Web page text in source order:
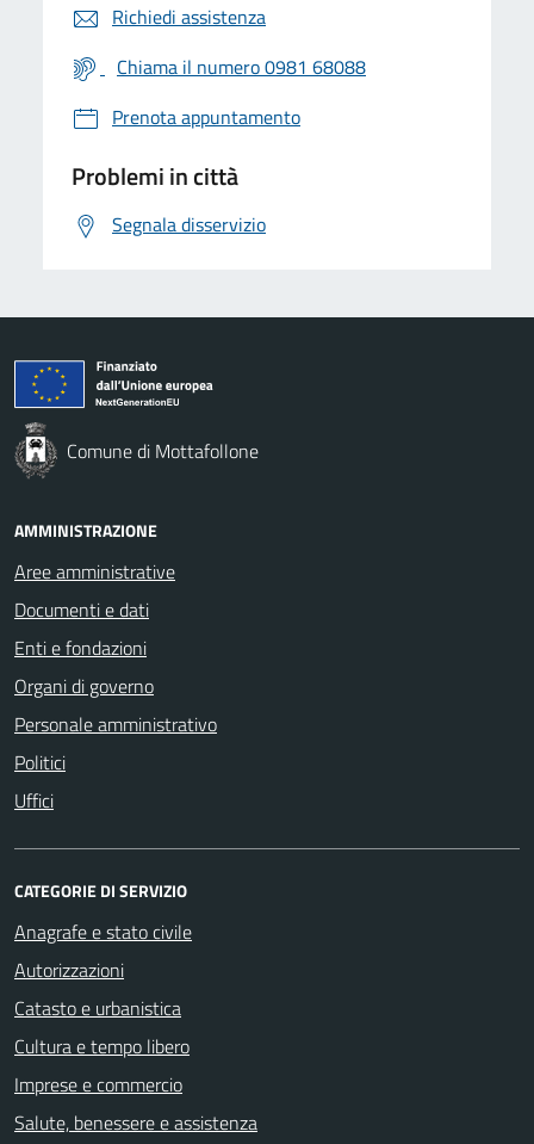
Richiedi assistenza
Chiama il numero 0981 68088
Prenota appuntamento
Problemi in città
Segnala disservizio
Comune di Mottafollone
AMMINISTRAZIONE
Aree amministrative
Documenti e dati
Enti e fondazioni
Organi di governo
Personale amministrativo
Politici
Uffici
CATEGORIE DI SERVIZIO
Anagrafe e stato civile
Autorizzazioni
Catasto e urbanistica
Cultura e tempo libero
Imprese e commercio
Salute, benessere e assistenza